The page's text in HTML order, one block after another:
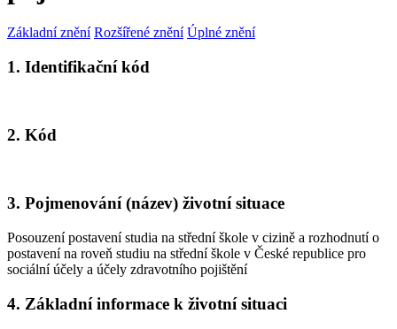
Základní znění Rozšířené znění Úplné znění
1. Identifikační kód
2. Kód
3. Pojmenování (název) životní situace
Posouzení postavení studia na střední škole v cizině a rozhodnutí o
postavení na roveň studiu na střední škole v České republice pro
sociální účely a účely zdravotního pojištění
4. Základní informace k životní situaci